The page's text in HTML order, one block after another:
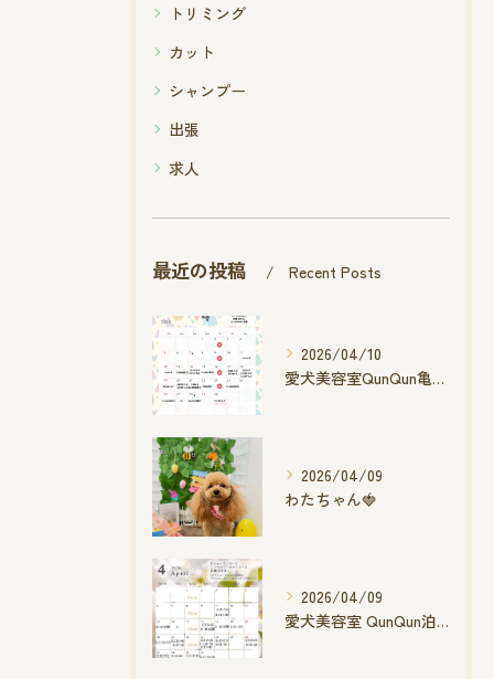
トリミング
カット
シャンプー
出張
求人
最近の投稿 Recent Posts
2026/04/10
愛犬美容室QunQun亀山エコー店
2026/04/09
わたちゃん🍓
2026/04/09
愛犬美容室 QunQun泊店 4月空き状況です